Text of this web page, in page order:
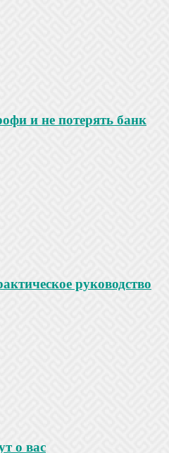
и не потерять банк
руководство
о вас